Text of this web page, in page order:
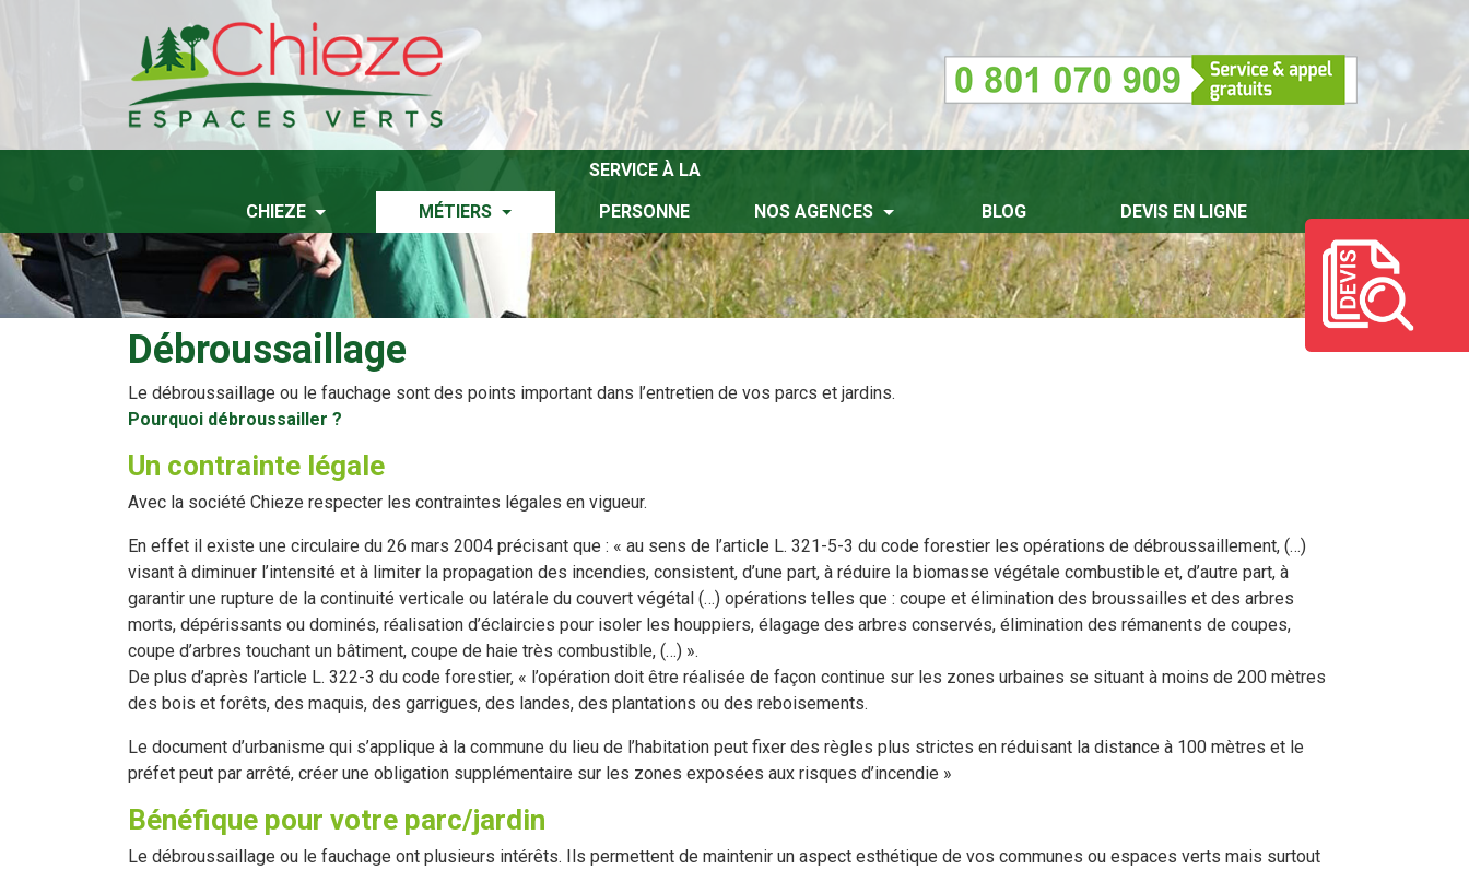
CHIEZE MÉTIERS
SERVICE À LA
PERSONNE
NOS AGENCES BLOG DEVIS EN LIGNE
Débroussaillage
Le débroussaillage ou le fauchage sont des points important dans l’entretien de vos parcs et jardins.
Pourquoi débroussailler ?
Un contrainte légale
Avec la société Chieze respecter les contraintes légales en vigueur.
En effet il existe une circulaire du 26 mars 2004 précisant que : « au sens de l’article L. 321-5-3 du code forestier les opérations de débroussaillement, (…)
visant à diminuer l’intensité et à limiter la propagation des incendies, consistent, d’une part, à réduire la biomasse végétale combustible et, d’autre part, à
garantir une rupture de la continuité verticale ou latérale du couvert végétal (…) opérations telles que : coupe et élimination des broussailles et des arbres
morts, dépérissants ou dominés, réalisation d’éclaircies pour isoler les houppiers, élagage des arbres conservés, élimination des rémanents de coupes,
coupe d’arbres touchant un bâtiment, coupe de haie très combustible, (…) ».
De plus d’après l’article L. 322-3 du code forestier, « l’opération doit être réalisée de façon continue sur les zones urbaines se situant à moins de 200 mètres
des bois et forêts, des maquis, des garrigues, des landes, des plantations ou des reboisements.
Le document d’urbanisme qui s’applique à la commune du lieu de l’habitation peut fixer des règles plus strictes en réduisant la distance à 100 mètres et le
préfet peut par arrêté, créer une obligation supplémentaire sur les zones exposées aux risques d’incendie »
Bénéfique pour votre parc/jardin
Le débroussaillage ou le fauchage ont plusieurs intérêts. Ils permettent de maintenir un aspect esthétique de vos communes ou espaces verts mais surtout